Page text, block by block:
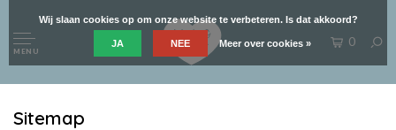
MENU
0
Sitemap
Wij slaan cookies op om onze website te verbeteren. Is dat akkoord?
JA NEE Meer over cookies »